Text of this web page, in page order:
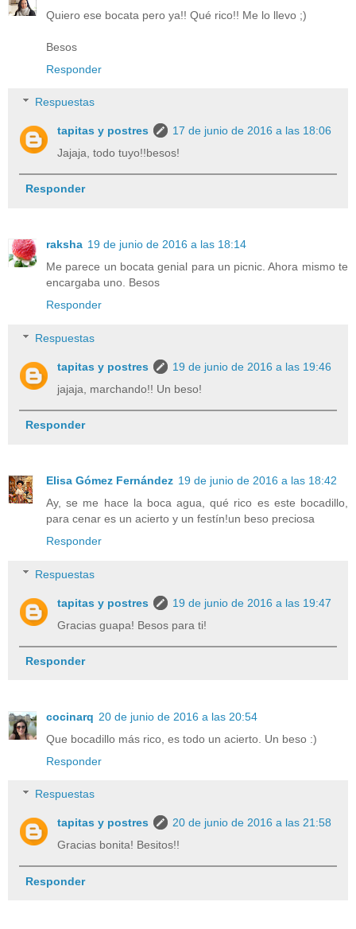
Quiero ese bocata pero ya!! Qué rico!! Me lo llevo ;)
Besos
Responder
Respuestas
tapitas y postres
17 de junio de 2016 a las 18:06
Jajaja, todo tuyo!!besos!
Responder
raksha 19 de junio de 2016 a las 18:14
Me parece un bocata genial para un picnic. Ahora mismo te
encargaba uno. Besos
Responder
Respuestas
tapitas y postres
19 de junio de 2016 a las 19:46
jajaja, marchando!! Un beso!
Responder
Elisa Gómez Fernández 19 de junio de 2016 a las 18:42
Ay, se me hace la boca agua, qué rico es este bocadillo,
para cenar es un acierto y un festín!un beso preciosa
Responder
Respuestas
tapitas y postres
19 de junio de 2016 a las 19:47
Gracias guapa! Besos para ti!
Responder
cocinarq 20 de junio de 2016 a las 20:54
Que bocadillo más rico, es todo un acierto. Un beso :)
Responder
Respuestas
tapitas y postres
20 de junio de 2016 a las 21:58
Gracias bonita! Besitos!!
Responder